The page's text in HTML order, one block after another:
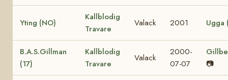
Yting (NO)
Kallblodig
Travare
Valack 2001 Ugga
B.A.S.Gillman
(17)
Kallblodig
Travare
Valack
2000-
07-07
📷